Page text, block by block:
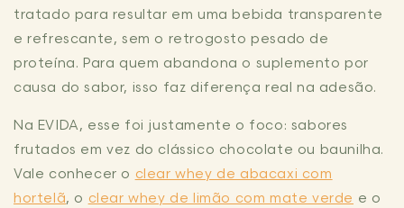
tratado para resultar em uma bebida transparente
e refrescante, sem o retrogosto pesado de
proteína. Para quem abandona o suplemento por
causa do sabor, isso faz diferença real na adesão.
Na EVIDA, esse foi justamente o foco: sabores
frutados em vez do clássico chocolate ou baunilha.
Vale conhecer o clear whey de abacaxi com
hortelã, o clear whey de limão com mate verde e o